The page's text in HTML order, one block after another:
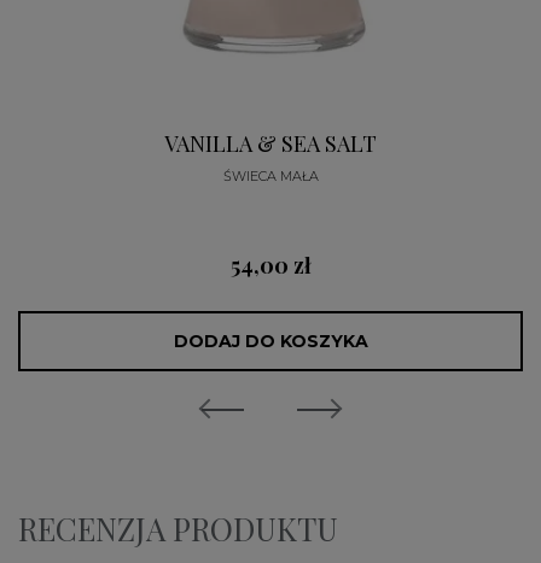
VANILLA & SEA SALT
ŚWIECA MAŁA
54,00 zł
DODAJ DO KOSZYKA
RECENZJA PRODUKTU